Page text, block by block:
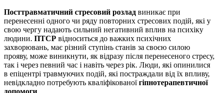
Посттравматичний стресовий розлад виникає при
перенесенні одного чи ряду повторних стресових подій, які у
свою чергу надають сильний негативний вплив на психіку
людини. ПТСР відноситься до важких психічних
захворювань, має різний ступінь станів за своєю силою
прояву, може виникнути, як відразу після перенесеного стресу,
так і через певний час і навіть через рік. Люди, які опинилися
в епіцентрі травмуючих подій, які постраждали від їх впливу,
невідкладно потребують кваліфікованоїгіпнотерапевтичної
допомоги